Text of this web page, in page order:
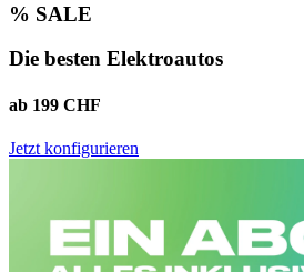
% SALE
Die besten Elektroautos
ab 199 CHF
Jetzt konfigurieren